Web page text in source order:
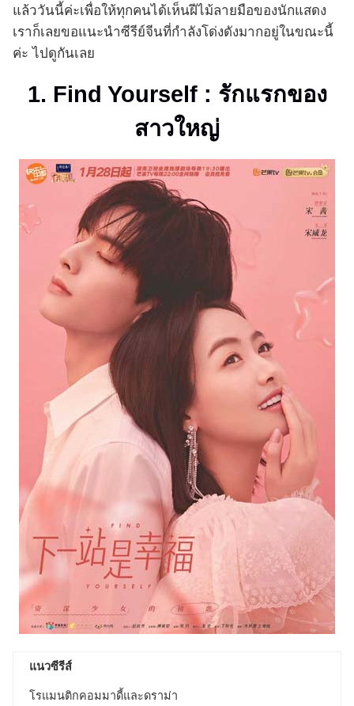
แล้ววันนี้ค่ะเพื่อให้ทุกคนได้เห็นฝีไม้ลายมือของนักแสดง
เราก็เลยขอแนะนำซีรีย์จีนที่กำลังโด่งดังมากอยู่ในขณะนี้
ค่ะ ไปดูกันเลย
1. Find Yourself : รักแรกของ
สาวใหญ่
แนวซีรีส์
โรแมนติกคอมมาดี้และดราม่า